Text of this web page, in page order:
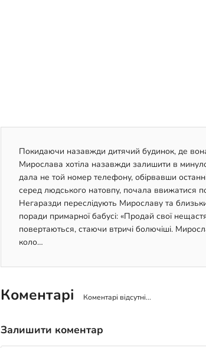
Покидаючи назавжди дитячий будинок, де вона
Мирослава хотіла назавжди залишити в
дала не той номер телефону, обірвавши
серед людського натовпу, почала ввижатися
Негаразди переслідують Мирославу та
поради примарної бабусі: «Продай свої
повертаються, стаючи втричі болючіші.
коло…
Коментарі Коментарі відсутні...
Залишити коментар